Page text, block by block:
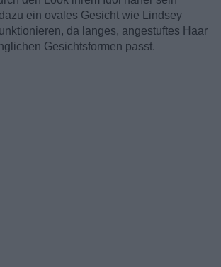
ein ovales Gesicht wie Lindsey
da langes, angestuftes Haar
Gesichtsformen passt.